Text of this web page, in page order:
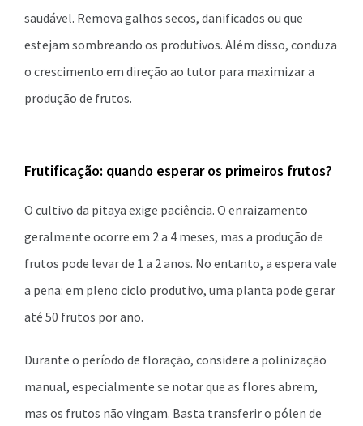
saudável. Remova galhos secos, danificados ou que
estejam sombreando os produtivos. Além disso, conduza
o crescimento em direção ao tutor para maximizar a
produção de frutos.
Frutificação: quando esperar os primeiros frutos?
O cultivo da pitaya exige paciência. O enraizamento
geralmente ocorre em 2 a 4 meses, mas a produção de
frutos pode levar de 1 a 2 anos. No entanto, a espera vale
a pena: em pleno ciclo produtivo, uma planta pode gerar
até 50 frutos por ano.
Durante o período de floração, considere a polinização
manual, especialmente se notar que as flores abrem,
mas os frutos não vingam. Basta transferir o pólen de